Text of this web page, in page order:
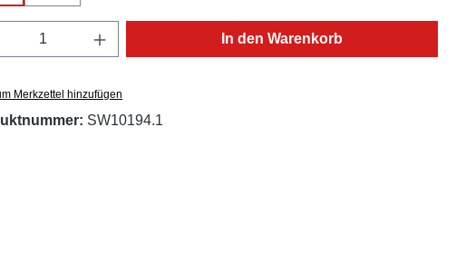
Anzahl: Gib den gewünschten Wert ein
In den Warenkorb
Merkzettel hinzufügen
SW10194.1